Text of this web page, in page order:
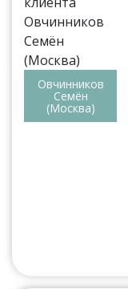
Овчинников
Семён
(Москва)